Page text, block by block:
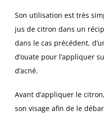
Son utilisation est très
jus de citron dans un
dans le cas précédent,
d’ouate pour l’appliquer
d’acné.
Avant d’appliquer le
son visage afin de le